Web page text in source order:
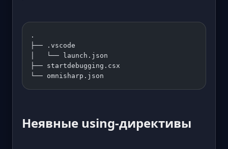
.
├── .vscode
│   └── launch.json
├── startdebugging.csx
└── omnisharp.json
Неявные using-директивы